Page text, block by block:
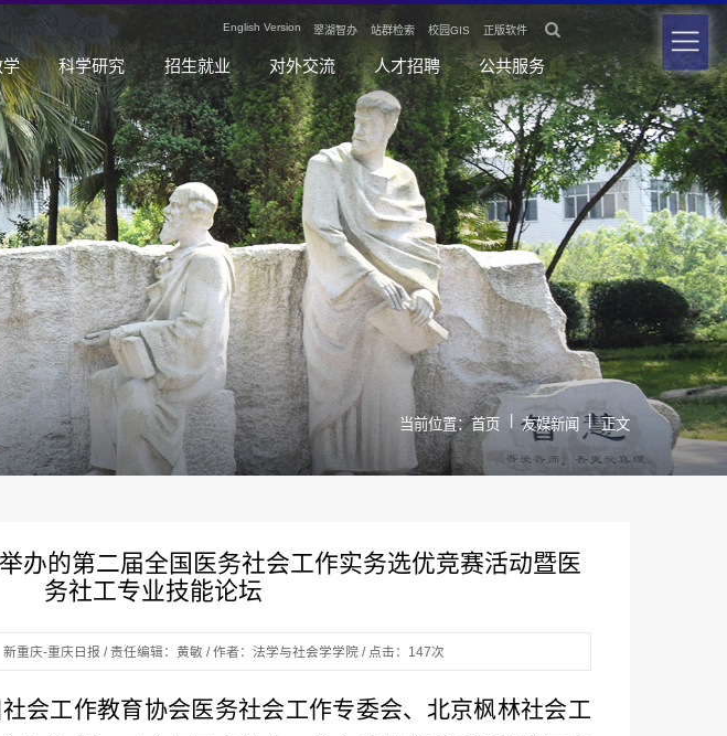
English Version 翠湖智办 站群检索 校园GIS 正版软件 
学 科学研究 招生就业 对外交流 人才招聘 公共服务
当前位置：首页 | 友媒新闻 | 正文
办的第二届全国医务社会工作实务选优竞赛活动暨医
务社工专业技能论坛
重庆-重庆日报 / 责任编辑：黄敏 / 作者：法学与社会学学院 / 点击： 147次
会工作教育协会医务社会工作专委会、北京枫林社会工